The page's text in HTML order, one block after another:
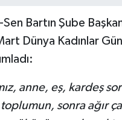
Bartın Şube
Dünya Kadınlar
anne, eş, kardeş
sonra ağır